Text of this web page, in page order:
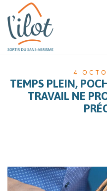
4
TEMPS PLEIN,
TRAVAIL NE